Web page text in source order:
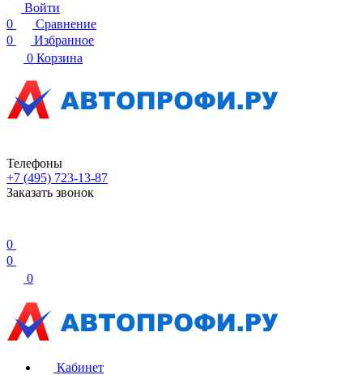
Войти
0
Сравнение
0
Избранное
0 Корзина
Телефоны
+7 (495) 723-13-87
Заказать звонок
0
0
0
Кабинет